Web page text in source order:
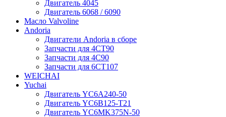
Двигатель 4045
Двигатель 6068 / 6090
Масло Valvoline
Andoria
Двигатели Andoria в сборе
Запчасти для 4CT90
Запчасти для 4С90
Запчасти для 6CT107
WEICHAI
Yuchai
Двигатель YC6A240-50
Двигатель YC6B125-T21
Двигатель YC6MK375N-50